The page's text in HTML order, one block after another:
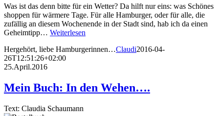
Was ist das denn bitte für ein Wetter? Da hilft nur eins: was Schönes
shoppen für wärmere Tage. Für alle Hamburger, oder für alle, die
zufällig an diesem Wochenende in der Stadt sind, hab ich da einen
Geheimtipp… Weiterlesen
Hergehört, liebe Hamburgerinnen…Claudi2016-04-
26T12:51:26+02:00
25.April.2016
Mein Buch: In den Wehen….
Text: Claudia Schaumann